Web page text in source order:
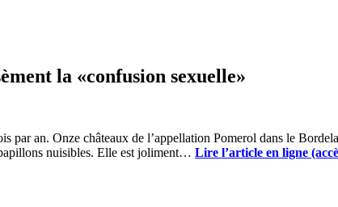
la «confusion sexuelle»
par an. Onze châteaux de l’appellation Pomerol dans le
nuisibles. Elle est joliment… Lire l’article en ligne